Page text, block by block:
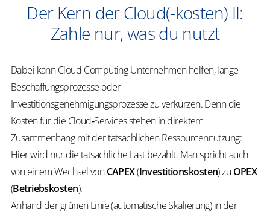
Der Kern der Cloud(-kosten) II:
Zahle nur, was du nutzt
Dabei kann Cloud-Computing Unternehmen helfen, lange
Beschaffungsprozesse oder
Investitionsgenehmigungsprozesse zu verkürzen. Denn die
Kosten für die Cloud‐Services stehen in direktem
Zusammenhang mit der tatsächlichen Ressourcennutzung:
Hier wird nur die tatsächliche Last bezahlt. Man spricht auch
von einem Wechsel vonCAPEX(Investitionskosten) zu OPEX
(Betriebskosten).
Anhand der grünen Linie (automatische Skalierung) in der